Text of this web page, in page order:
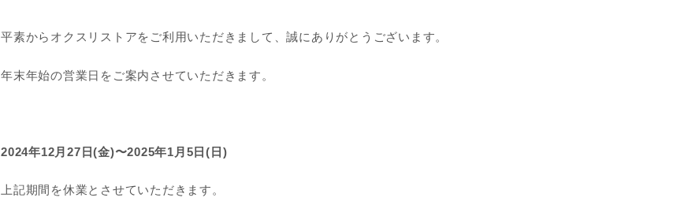
平素からオクスリストアをご利用いただきまして、誠にありがとうございます。
年末年始の営業日をご案内させていただきます。
2024年12月27日(金)〜2025年1月5日(日)
上記期間を休業とさせていただきます。